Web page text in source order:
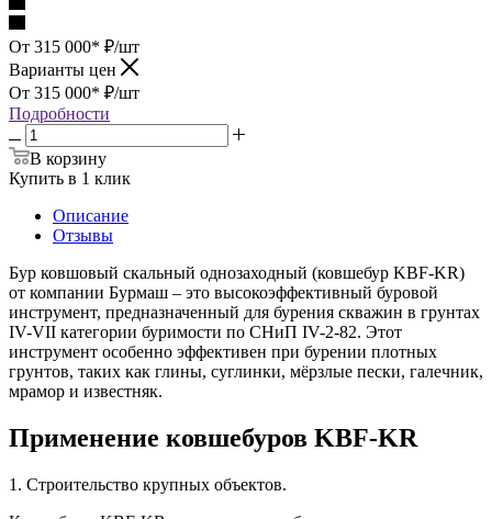
От 315 000* ₽/шт
Варианты цен
От 315 000* ₽/шт
Подробности
В корзину
Купить в 1 клик
Описание
Отзывы
Бур ковшовый скальный однозаходный (ковшебур KBF-KR)
от компании Бурмаш – это высокоэффективный буровой
инструмент, предназначенный для бурения скважин в грунтах
IV-VII категории буримости по СНиП IV-2-82. Этот
инструмент особенно эффективен при бурении плотных
грунтов, таких как глины, суглинки, мёрзлые пески, галечник,
мрамор и известняк.
Применение ковшебуров KBF-KR
1. Строительство крупных объектов.